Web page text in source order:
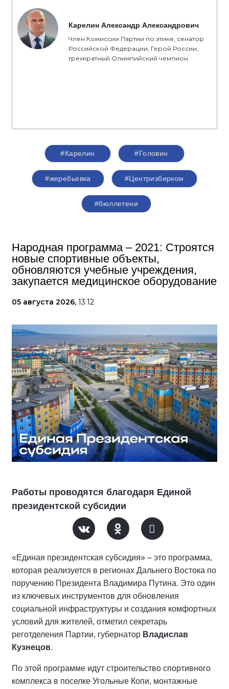
Карелин Александр Александрович
Член Комиссии Партии по этике, сенатор
Российской Федерации, Герой России,
трехкратный Олимпийский чемпион
#Карелин #Головин
#жеребьевка #Центризбирком
#бюллетени
Народная программа – 2021: Строятся
новые спортивные объекты,
обновляются учебные учреждения,
закупается медицинское оборудование
05 августа 2026, 13:12
Работы проводятся благодаря Единой
президентской субсидии
«Единая президентская субсидия» – это программа,
которая реализуется в регионах Дальнего Востока по
поручению Президента Владимира Путина. Это один
из ключевых инструментов для обновления
социальной инфраструктуры и создания комфортных
условий для жителей, отметил секретарь
реготделения Партии, губернатор Владислав
Кузнецов.
По этой программе идут строительство спортивного
комплекса в поселке Угольные Копи, монтажные